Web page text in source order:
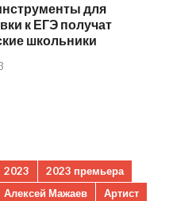
для
к ЕГЭ получат
школьники
2023
2023 премьера
Алексей Мажаев
Артист